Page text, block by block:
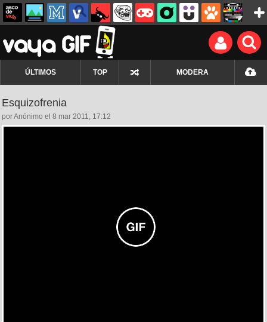
ÚLTIMOS TOP MODERA
Esquizofrenia
por Anónimo el 8 mar 2011, 17:12